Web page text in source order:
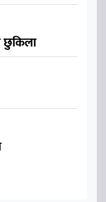
छुकिला